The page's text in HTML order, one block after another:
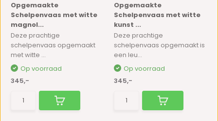
Opgemaakte
Schelpenvaas met witte
magnol...
Deze prachtige
schelpenvaas opgemaakt
met witte ...
Op voorraad
345,-
Opgemaakte
Schelpenvaas met witte
kunst ...
Deze prachtige
schelpenvaas opgemaakt is
een leu...
Op voorraad
345,-